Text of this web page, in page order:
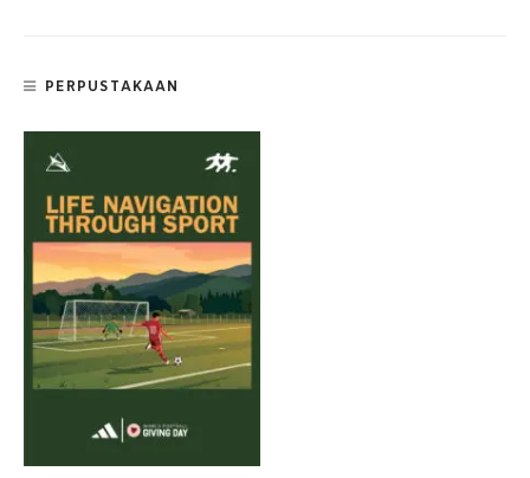
PERPUSTAKAAN